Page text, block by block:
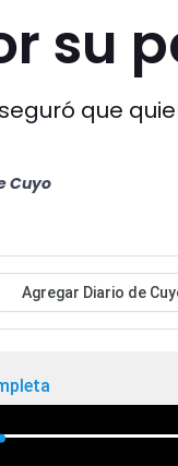
su
que
Cuyo
Agregar Diario de